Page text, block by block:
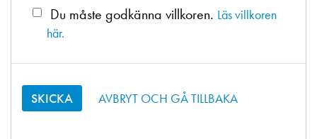
Du måste godkänna villkoren. Läs villkoren
här.
AVBRYT OCH GÅ TILLBAKA